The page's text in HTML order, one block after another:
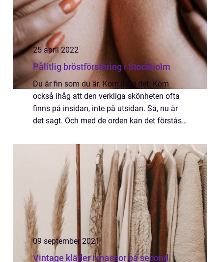
25 april 2022
Pålitlig bröstförstoring i Stockholm
Du är fin som du är. Kom ihåg det. Kom
också ihåg att den verkliga skönheten ofta
finns på insidan, inte på utsidan. Så, nu är
det sagt. Och med de orden kan det förstås
anledning att de vill förändra sitt yttre. Det ...
09 september 2021
Vintage kläder i massor på second